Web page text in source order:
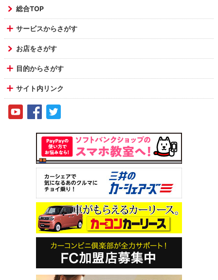
総合TOP
サービスからさがす
お店をさがす
目的からさがす
サイト内リンク